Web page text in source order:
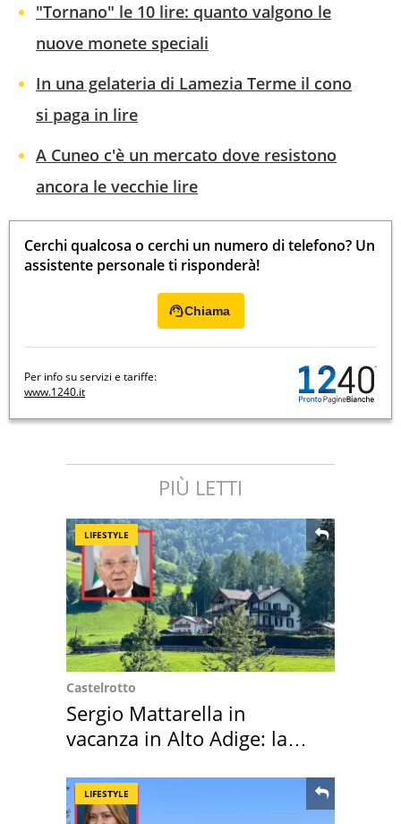
"Tornano" le 10 lire: quanto valgono le
nuove monete speciali
In una gelateria di Lamezia Terme il cono
si paga in lire
A Cuneo c'è un mercato dove resistono
ancora le vecchie lire
Cerchi qualcosa o cerchi un numero di telefono? Un
assistente personale ti risponderà!
Chiama
Per info su servizi e tariffe:
www.1240.it
PIÙ LETTI
LIFESTYLE
Castelrotto
Sergio Mattarella in
vacanza in Alto Adige: la
LIFESTYLE